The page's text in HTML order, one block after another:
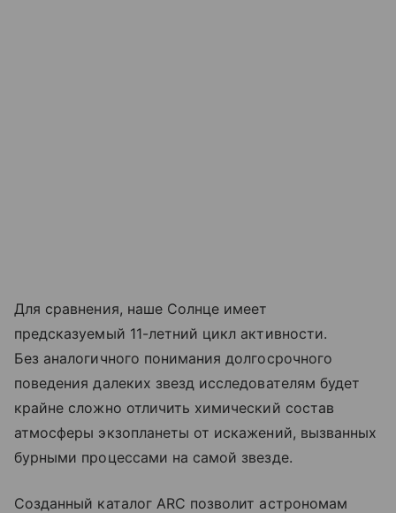
Для сравнения, наше Солнце имеет
предсказуемый 11-летний цикл активности.
Без аналогичного понимания долгосрочного
поведения далеких звезд исследователям будет
крайне сложно отличить химический состав
атмосферы экзопланеты от искажений, вызванных
бурными процессами на самой звезде.
Созданный каталог ARC позволит астрономам